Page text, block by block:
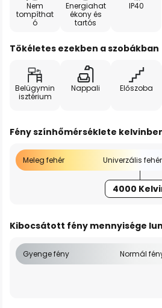
Nem
tompíthat
ó
Energiahat
ékony és
tartós
IP40
Tökéletes ezekben a szobákban
Belügymin
isztérium
Nappali Előszoba
Fény színhőmérséklete
Meleg fehér Univerzális fehér
4000
Kibocsátott fény mennyisége
Gyenge fény Normál